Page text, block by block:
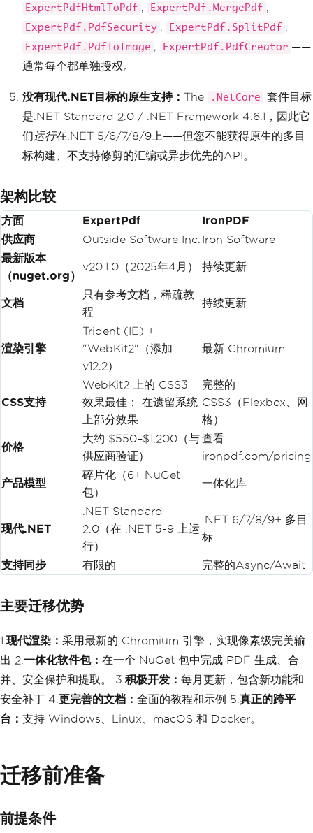
ExpertPdfHtmlToPdf , ExpertPdf.MergePdf ,
ExpertPdf.PdfSecurity , ExpertPdf.SplitPdf ,
ExpertPdf.PdfToImage , ExpertPdf.PdfCreator ——
通常每个都单独授权。
没有现代.NET目标的原生支持： The .NetCore
套件目标
是.NET Standard 2.0 / .NET Framework 4.6.1，因此它
们运行在.NET 5/6/7/8/9上——但您不能获得原生的多目
标构建、不支持修剪的汇编或异步优先的API。
架构比较
方面 ExpertPdf
IronPDF
供应商
Outside Software Inc. Iron Software
最新版本
（nuget.org）
v20.1.0（2025年4月） 持续更新
文档
只有参考文档，稀疏教
程
持续更新
渲染引擎
Trident (IE) +
"WebKit2"（添加
v12.2）
最新 Chromium
CSS支持
WebKit2 上的 CSS3
效果最佳； 在遗留系统
上部分效果
完整的
CSS3（Flexbox、网
格）
价格
大约 $550–$1,200（与
供应商验证）
查看
ironpdf.com/pricing
产品模型
碎片化（6+ NuGet
包）
一体化库
现代.NET
.NET Standard
2.0（在 .NET 5-9 上运
行）
.NET 6/7/8/9+ 多目
标
支持同步 有限的 完整的Async/Await
主要迁移优势
1. 现代渲染： 采用最新的 Chromium 引擎，实现像素级完美输
出 2. 一体化软件包： 在一个 NuGet 包中完成 PDF 生成、合
并、安全保护和提取。 3. 积极开发： 每月更新，包含新功能和
安全补丁 4. 更完善的文档： 全面的教程和示例 5. 真正的跨平
台： 支持 Windows、Linux、macOS 和 Docker。
迁移前准备
前提条件